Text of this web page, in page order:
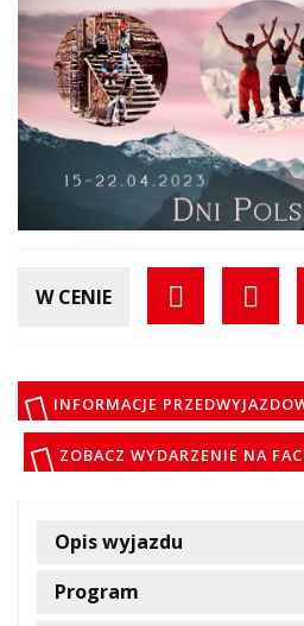
W CENIE
INFORMACJE
ZOBACZ WYDARZENIE NA
Opis wyjazdu
Program